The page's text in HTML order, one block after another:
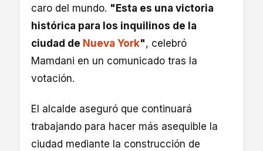
caro del mundo. "Esta es una victoria
histórica para los inquilinos de la
ciudad de Nueva York", celebró
Mamdani en un comunicado tras la
votación.
El alcalde aseguró que continuará
trabajando para hacer más asequible la
ciudad mediante la construcción de